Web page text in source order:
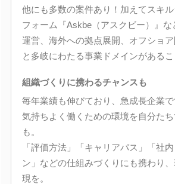
他にも多数の案件あり！加えてスキ
フォーム『Askbe（アスクビー）』
運営、海外への拠点展開、オフショ
と多岐にわたる事業ドメインがあるこ
組織づくりに携わるチャンスも
毎年業績も伸びており、急成長企業で
気持ちよく働くための環境を自分た
も。
「評価方法」「キャリアパス」「社
ン」などの仕組みづくりにも携わり
現を。